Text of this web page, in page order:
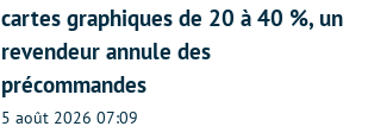
cartes graphiques de 20 à 40 %, un
revendeur annule des
précommandes
5 août 2026 07:09